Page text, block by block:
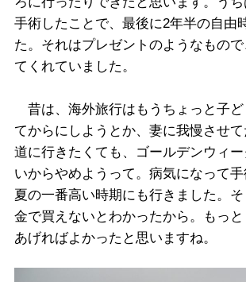
手術したことで、最後に2年半の自由
た。それはプレゼントのようなもの
てくれていました。
昔は、海外旅行はもうちょっと子ど
てからにしようとか、妻に我慢させ
道に行きたくても、ゴールデンウィ
いからやめようって。病気になって手
夏の一番高い時期にも行きました。
金で買えないとわかったから。もっ
あげればよかったと思いますね。